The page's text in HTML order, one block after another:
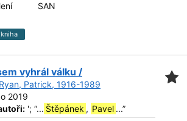
SAN
vyhrál válku /
Ryan, Patrick, 1916-1989
2019
'; “... Štěpánek , Pavel ...”